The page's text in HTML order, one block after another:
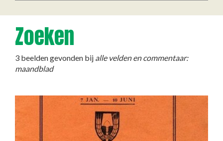
Zoeken
3 beelden gevonden bij alle velden en commentaar:
maandblad